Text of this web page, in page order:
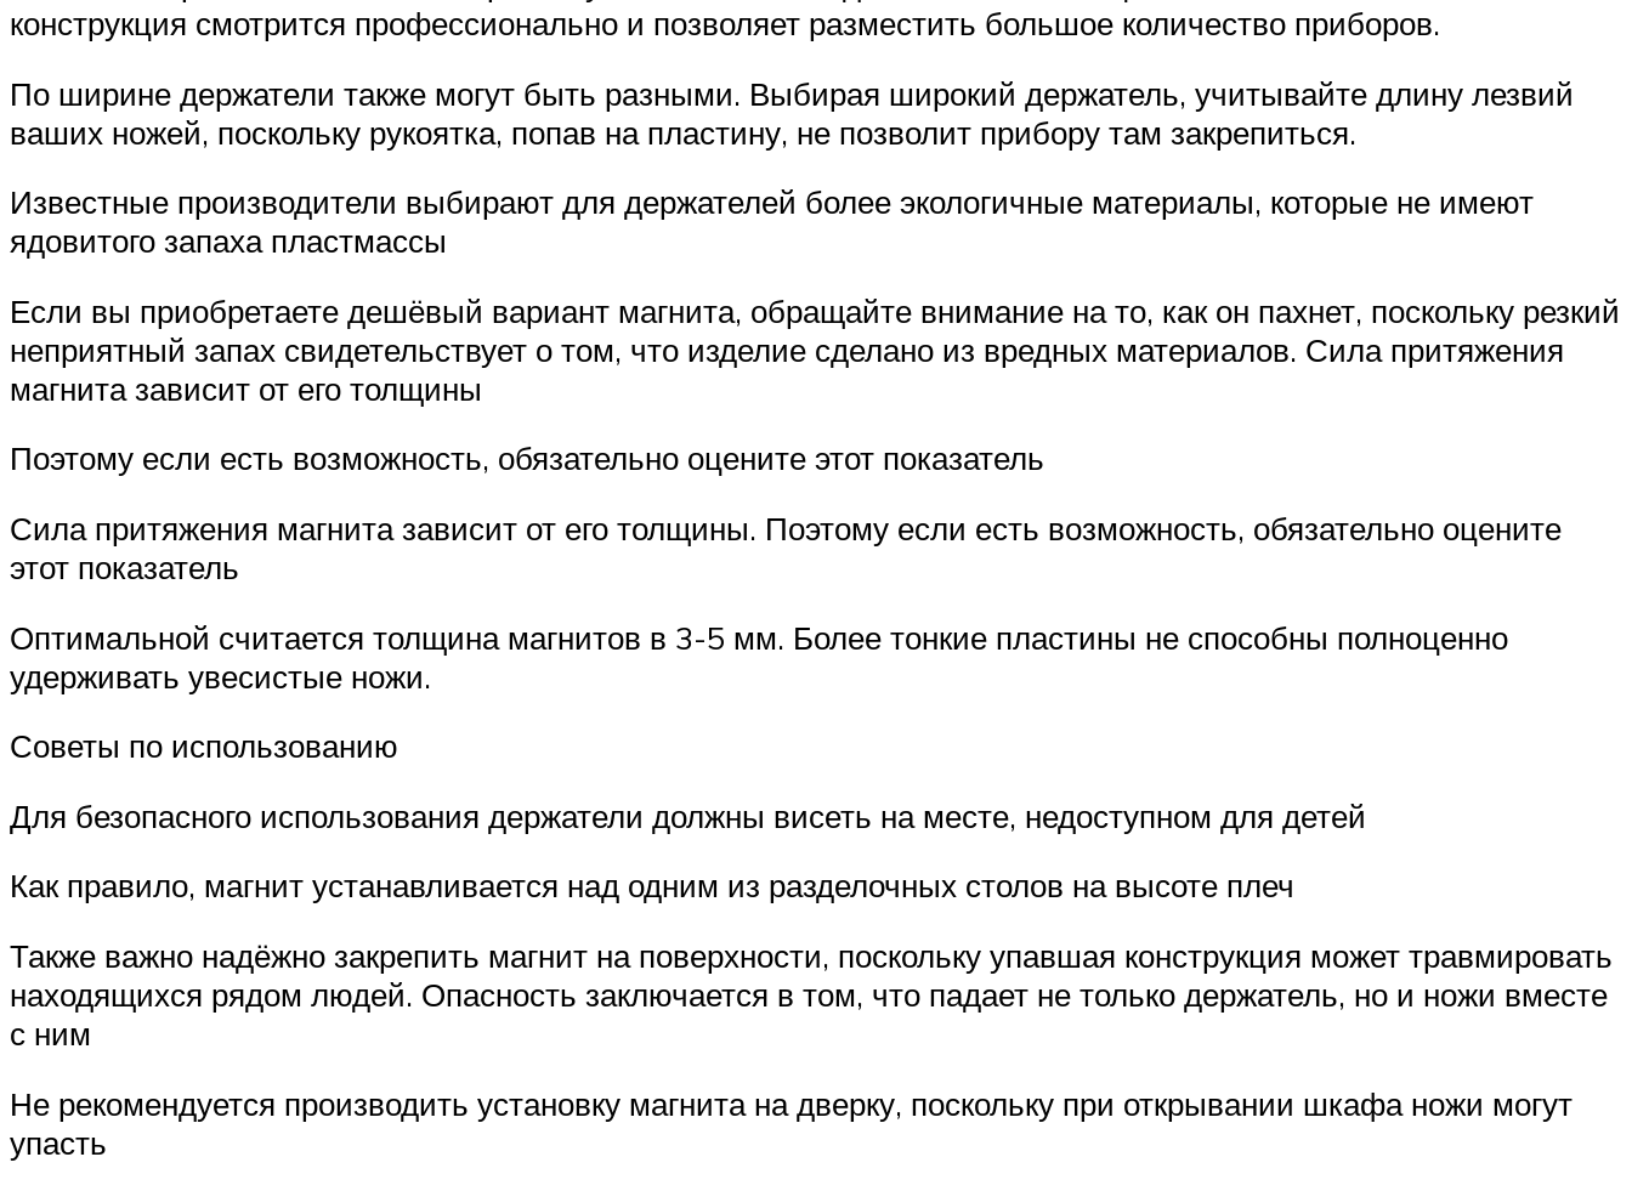
конструкция смотрится профессионально и позволяет разместить большое количество приборов.
По ширине держатели также могут быть разными. Выбирая широкий держатель, учитывайте длину лезвий
ваших ножей, поскольку рукоятка, попав на пластину, не позволит прибору там закрепиться.
Известные производители выбирают для держателей более экологичные материалы, которые не имеют
ядовитого запаха пластмассы
Если вы приобретаете дешёвый вариант магнита, обращайте внимание на то, как он пахнет, поскольку резкий
неприятный запах свидетельствует о том, что изделие сделано из вредных материалов. Сила притяжения
магнита зависит от его толщины
Поэтому если есть возможность, обязательно оцените этот показатель
Сила притяжения магнита зависит от его толщины. Поэтому если есть возможность, обязательно оцените
этот показатель
Оптимальной считается толщина магнитов в 3-5 мм. Более тонкие пластины не способны полноценно
удерживать увесистые ножи.
Советы по использованию
Для безопасного использования держатели должны висеть на месте, недоступном для детей
Как правило, магнит устанавливается над одним из разделочных столов на высоте плеч
Также важно надёжно закрепить магнит на поверхности, поскольку упавшая конструкция может травмировать
находящихся рядом людей. Опасность заключается в том, что падает не только держатель, но и ножи вместе
с ним
Не рекомендуется производить установку магнита на дверку, поскольку при открывании шкафа ножи могут
упасть